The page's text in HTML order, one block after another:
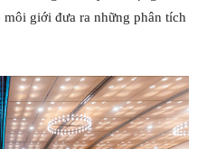
giới đưa ra những phân tích